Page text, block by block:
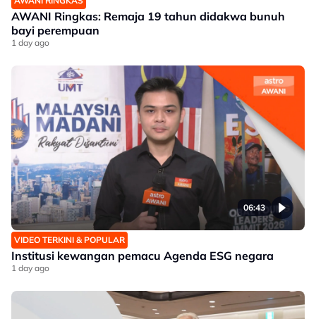
AWANI Ringkas: Remaja 19 tahun didakwa bunuh
bayi perempuan
1 day ago
06:43
VIDEO TERKINI & POPULAR
Institusi kewangan pemacu Agenda ESG negara
1 day ago